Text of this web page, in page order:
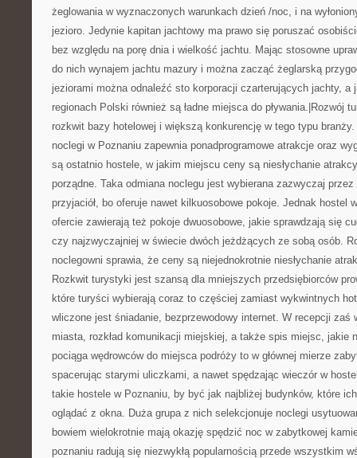
żeglowania w wyznaczonych warunkach dzień /noc, i na
jezioro. Jedynie kapitan jachtowy ma prawo się poruszać
bez względu na porę dnia i wielkość jachtu. Mając stosowne
do nich wynajem jachtu mazury i można zacząć żeglarską
jeziorami można odnaleźć sto korporacji czarterujących jachty, a
regionach Polski również są ładne miejsca do pływania.|Rozwój
rozkwit bazy hotelowej i większą konkurencję w tego typu
noclegi w Poznaniu zapewnia ponadprogramowe atrakcje oraz
są ostatnio hostele, w jakim miejscu ceny są niesłychanie
porządne. Taka odmiana noclegu jest wybierana zazwyczaj
przyjaciół, bo oferuje nawet kilkuosobowe pokoje. Jednak hostel
ofercie zawierają też pokoje dwuosobowe, jakie sprawdzają się
czy najzwyczajniej w świecie dwóch jeżdżących ze sobą osób.
noclegowni sprawia, że ceny są niejednokrotnie niesłychanie
Rozkwit turystyki jest szansą dla mniejszych przedsiębiorców
które turyści wybierają coraz to częściej zamiast wykwintnych
wliczone jest śniadanie, bezprzewodowy internet. W recepcji zaś
miasta, rozkład komunikacji miejskiej, a także spis miejsc, jakie
pociąga wędrowców do miejsca podróży to w głównej mierze
spacerując starymi uliczkami, a nawet spędzając wieczór w
takie hostele w Poznaniu, by być jak najbliżej budynków, które
oglądać z okna. Duża grupa z nich selekcjonuje noclegi
bowiem wielokrotnie mają okazję spędzić noc w zabytkowej
poznaniu radują się niezwykłą popularnością przede wszystkim